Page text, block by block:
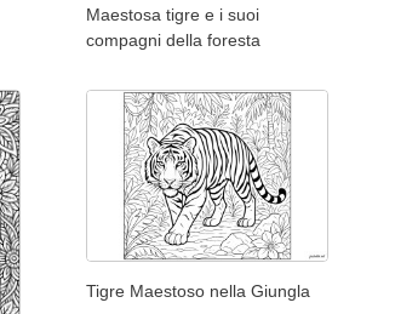
Maestosa tigre e i suoi
compagni della foresta
Tigre Maestoso nella Giungla